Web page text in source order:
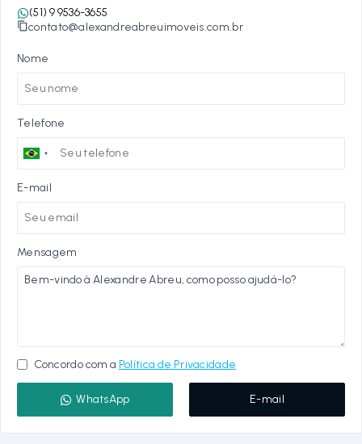
(51) 9 9536-3655
contato@alexandreabreuimoveis.com.br
Nome
Telefone
E-mail
Mensagem
Concordo com a Política de Privacidade
WhatsApp E-mail